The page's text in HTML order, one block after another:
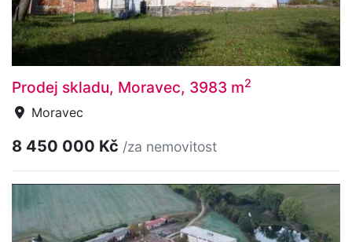
Prodej skladu, Moravec, 3983 m2
Moravec
8 450 000 Kč /za nemovitost